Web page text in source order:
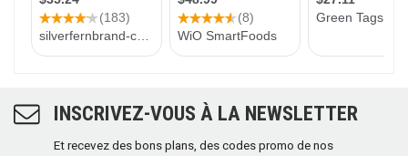
INSCRIVEZ-VOUS À LA NEWSLETTER
Et recevez des bons plans, des codes promo de nos